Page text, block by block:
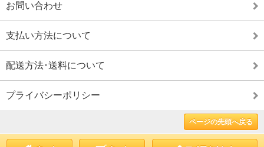
お問い合わせ
支払い方法について
配送方法･送料について
プライバシーポリシー
ページの先頭へ戻る